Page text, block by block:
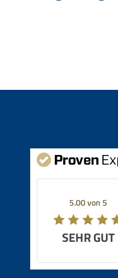
5.00 von 5
SEHR GUT